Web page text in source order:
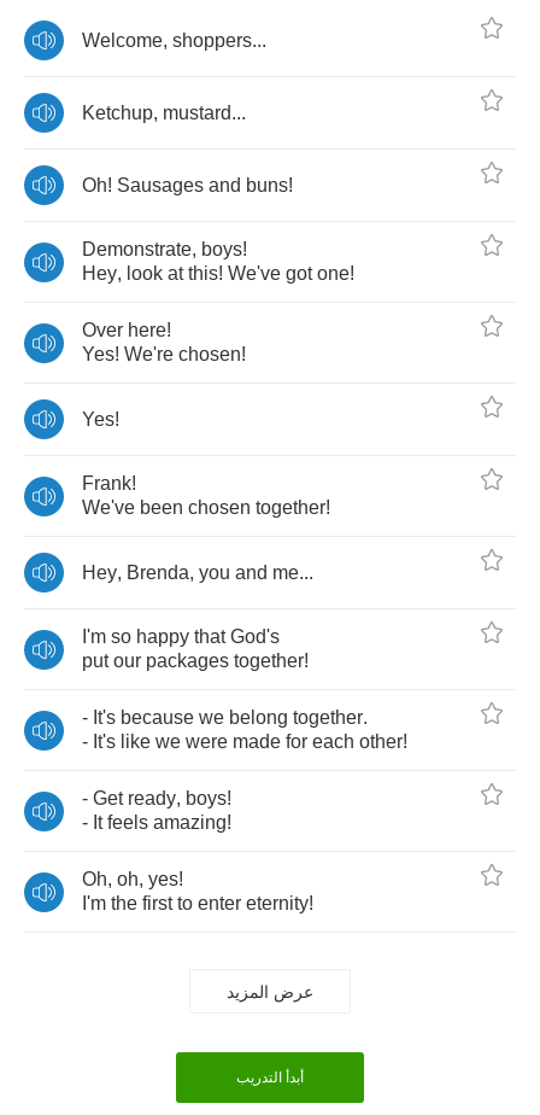
Welcome, shoppers...
Ketchup, mustard...
Oh! Sausages and buns!
Demonstrate, boys!
Hey, look at this! We've got one!
Over here!
Yes! We're chosen!
Yes!
Frank!
We've been chosen together!
Hey, Brenda, you and me...
I'm so happy that God's
put our packages together!
- It's because we belong together.
- It's like we were made for each other!
- Get ready, boys!
- It feels amazing!
Oh, oh, yes!
I'm the first to enter eternity!
عرض المزيد
أبدأ التدريب